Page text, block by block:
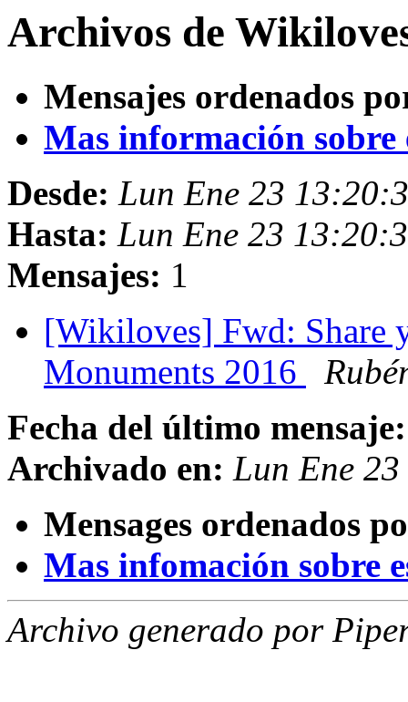
Archivos de
Mensajes ordenados
Mas información sobre
Desde: Lun Ene 23
Hasta: Lun Ene 23
Mensajes: 1
[Wikiloves] Fwd: Share
Monuments 2016
Fecha del último mensaje:
Archivado en: Lun Ene
Mensages ordenados
Mas infomación sobre
Archivo generado por